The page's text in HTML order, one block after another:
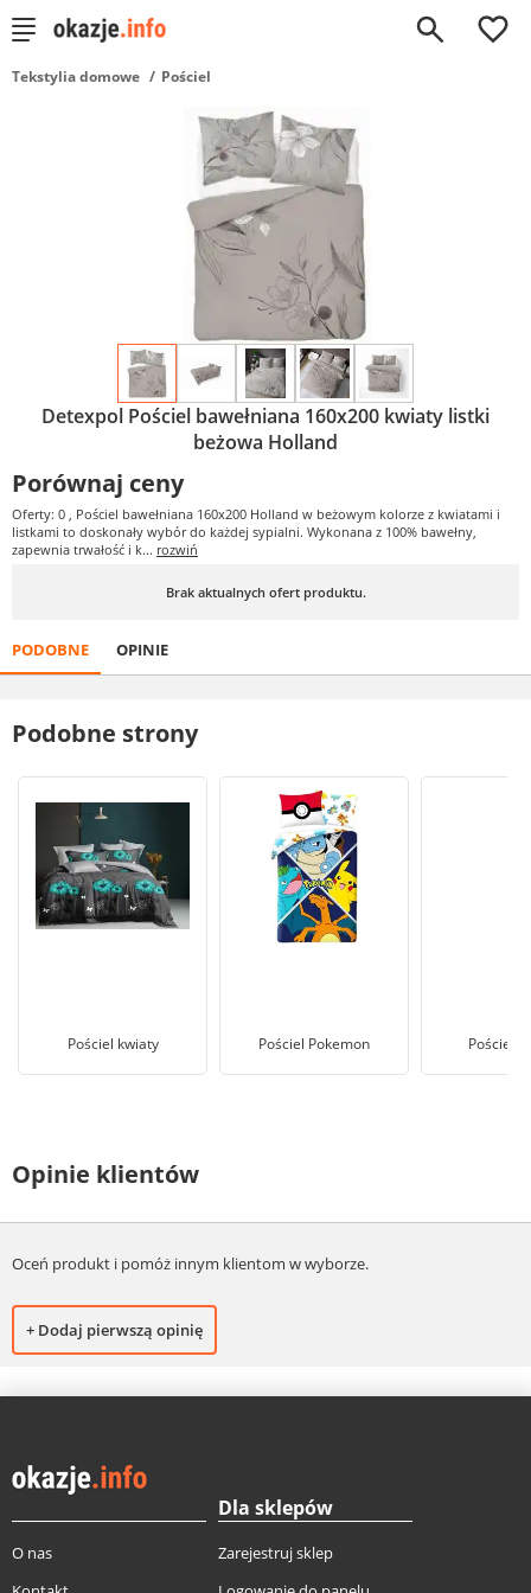
0
Tekstylia domowe Pościel
Detexpol Pościel bawełniana 160x200 kwiaty listki
beżowa Holland
Porównaj ceny
Oferty: 0 , Pościel bawełniana 160x200 Holland w beżowym kolorze z kwiatami i
listkami to doskonały wybór do każdej sypialni. Wykonana z 100% bawełny,
zapewnia trwałość i k... rozwiń
Brak aktualnych ofert produktu.
PODOBNE OPINIE
Podobne strony
Pościel kwiaty Pościel Pokemon Pościel
Opinie klientów
Oceń produkt i pomóż innym klientom w wyborze.
+ Dodaj pierwszą opinię
O nas
Dla sklepów
Zarejestruj sklep